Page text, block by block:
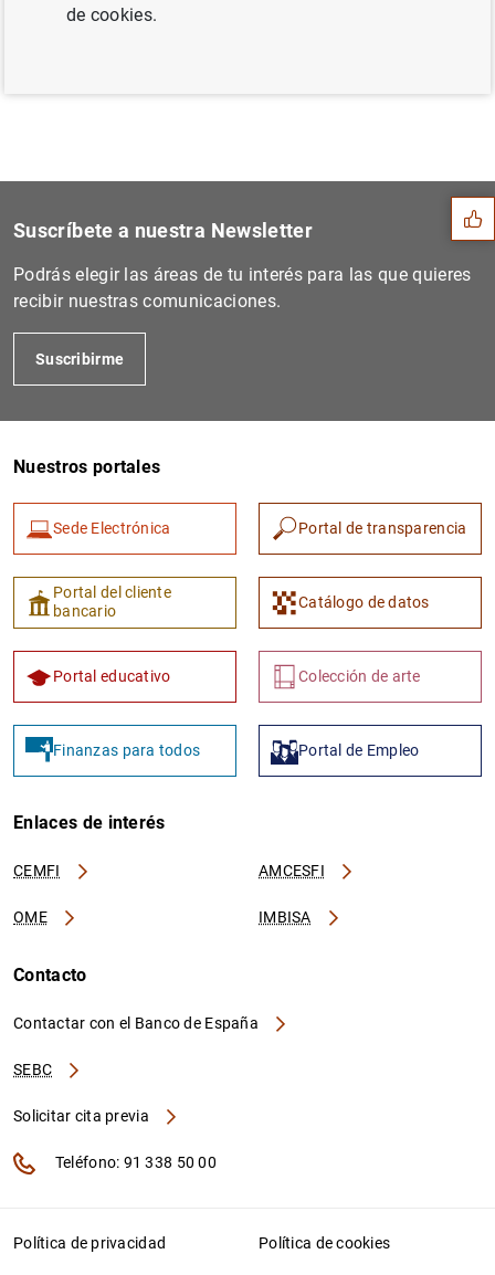
Sugerencias
Suscríbete a nuestra Newsletter
Podrás elegir las áreas de tu interés para las que quieres
recibir nuestras comunicaciones.
Suscribirme
Nuestros portales
Sede Electrónica Portal de transparencia
Portal del cliente
bancario
Catálogo de datos
Portal educativo Colección de arte
Finanzas para todos Portal de Empleo
Enlaces de interés
CEMFI AMCESFI
OME IMBISA
Contacto
Contactar con el Banco de España
SEBC
Solicitar cita previa
Teléfono: 91 338 50 00
Política de privacidad Política de cookies
de cookies.